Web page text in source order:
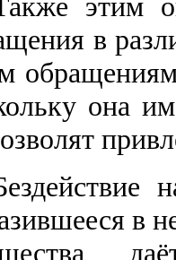
этим
в
она
в